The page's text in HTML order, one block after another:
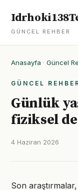
GÜNCEL REHBER
Anasayfa · Güncel
GÜNCEL
Günlük
fiziksel
4 Haziran 2026
Son